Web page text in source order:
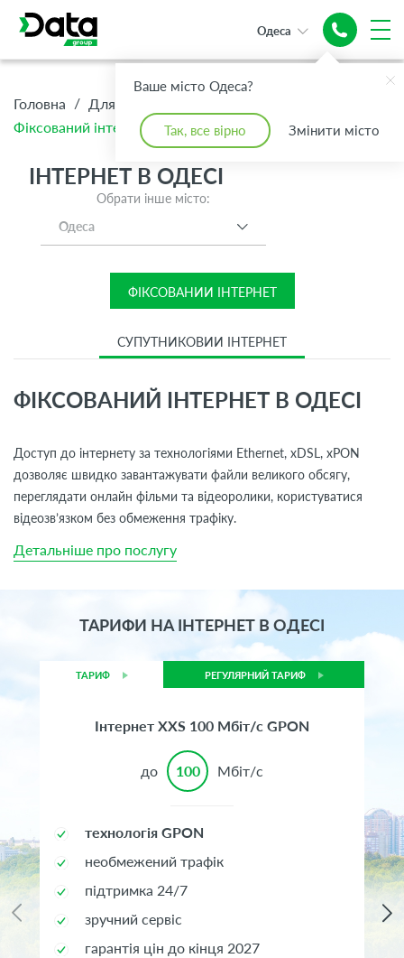
Ваше місто Одеса?
Так, все вірно Змінити місто
Одеса
Інтернет
до 1Гбіт/с
Швидкісний та
до 1Гбіт/с
Головна / Для Дому
Фіксований інтернет
ІНТЕРНЕТ В ОДЕСІ
Обрати інше місто:
Одеса
ФІКСОВАНИЙ ІНТЕРНЕТ
СУПУТНИКОВИЙ ІНТЕРНЕТ
ФІКСОВАНИЙ ІНТЕРНЕТ В ОДЕСІ
Доступ до інтернету за технологіями Ethernet, хDSL, xPON
дозволяє швидко завантажувати файли великого обсягу,
переглядати онлайн фільми та відеоролики, користуватися
відеозв’язком без обмеження трафіку.
Детальніше про послугу
ТАРИФИ НА ІНТЕРНЕТ В ОДЕСІ
ТАРИФ РЕГУЛЯРНИЙ ТАРИФ
Інтернет XXS 100 Мбіт/с GPON
до 100 Мбіт/с
технологія GPON
необмежений трафік
підтримка 24/7
зручний сервіс
гарантія цін до кінця 2027